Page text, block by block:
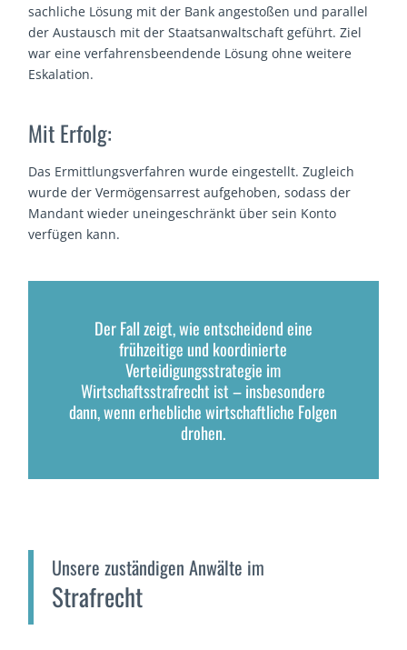
sachliche Lösung mit der Bank angestoßen und parallel
der Austausch mit der Staatsanwaltschaft geführt. Ziel
war eine verfahrensbeendende Lösung ohne weitere
Eskalation.
Mit Erfolg:
Das Ermittlungsverfahren wurde eingestellt. Zugleich
wurde der Vermögensarrest aufgehoben, sodass der
Mandant wieder uneingeschränkt über sein Konto
verfügen kann.
Der Fall zeigt, wie entscheidend eine
frühzeitige und koordinierte
Verteidigungsstrategie im
Wirtschaftsstrafrecht ist – insbesondere
dann, wenn erhebliche wirtschaftliche Folgen
drohen.
Unsere zuständigen Anwälte im
Strafrecht